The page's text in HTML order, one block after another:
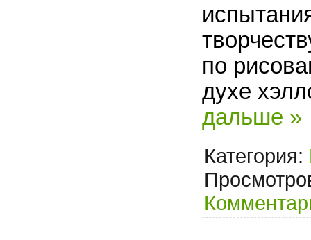
по
духе
дальше »
Категория: